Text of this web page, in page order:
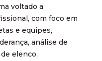
voltado a
com foco em
e equipes,
análise de
elenco,